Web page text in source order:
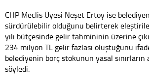
CHP Meclis Üyesi Neşet Ertoy ise
sürdürülebilir olduğunu belirterek
yılı bütçesinde gelir tahmininin üzerine
234 milyon TL gelir fazlası oluştuğunu
belediyenin borç stokunun yasal sınırların
söyledi.